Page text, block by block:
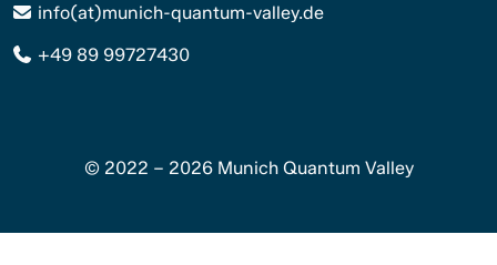
info(at)munich-quantum-valley.de
+49 89 99727430
© 2022 – 2026 Munich Quantum Valley